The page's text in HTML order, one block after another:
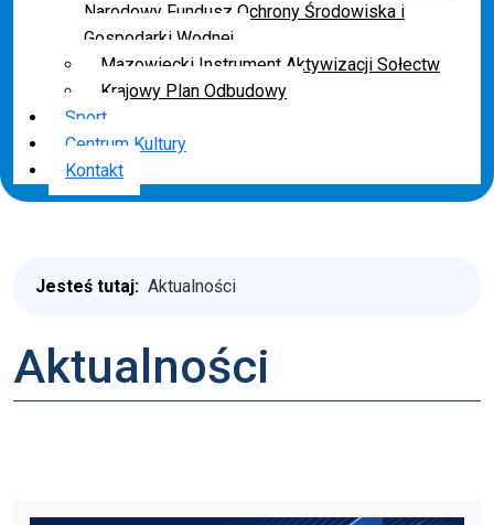
Narodowy Fundusz Ochrony Środowiska i
Gospodarki Wodnej
Mazowiecki Instrument Aktywizacji Sołectw
Krajowy Plan Odbudowy
Sport
Centrum Kultury
Kontakt
Jesteś tutaj: Aktualności
Aktualności